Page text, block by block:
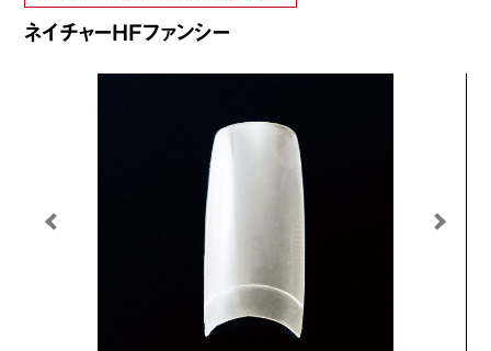
ネイチャーHFファンシー